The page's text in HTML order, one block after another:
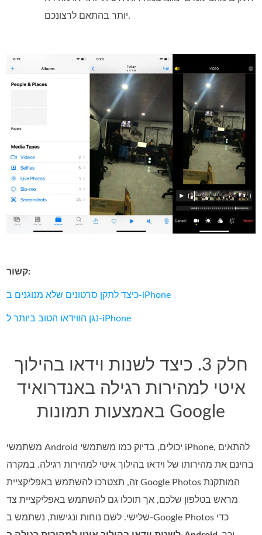
יותר בהתאם לרצונכם.
קשור:
כיצד לתקן סרטונים שלא מנוגנים ב‑iPhone
נגן הווידאו הטוב ביותר ל‑iPhone
חלק 3. כיצד לשנות וידאו בהילוך
איטי למהירות רגילה באנדרואיד
באמצעות תמונות Google
משתמשי Android יכולים, בדיוק כמו משתמשי iPhone, להתאים
בחינם את מהירותו של וידאו בהילוך איטי למהירות רגילה. במקרה
זה, תצטרכו להשתמש באפליקציית Google Photos המותקנת
מראש בטלפון שלכם, אך תוכלו גם להשתמש באפליקציית צד
שלישי. לשם נוחות ונגישות, נשתמש ב‑Google Photos כדי